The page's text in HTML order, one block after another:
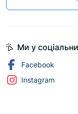
Ми у
Facebook
Instagram